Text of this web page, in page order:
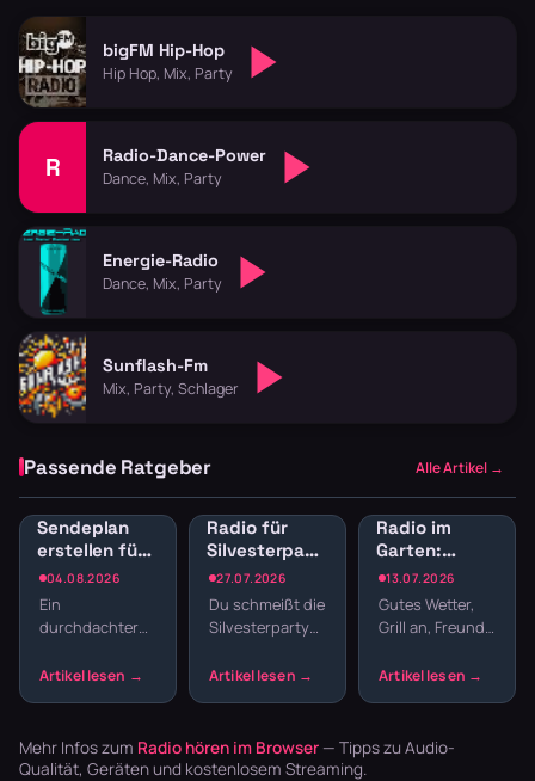
bigFM Hip-Hop
Hip Hop, Mix, Party
R Radio-Dance-Power
Dance, Mix, Party
Energie-Radio
Dance, Mix, Party
Sunflash-Fm
Mix, Party, Schlager
Passende Ratgeber Alle Artikel →
04.08.2026
Sendeplan
erstellen fürs
Webradio:
Struktur
statt
Ein
durchdachter
macht den
beliebigen
Musikstream
27.07.2026
Radio für
Silvesterparty:
Die besten
Sender für
den
Jahreswechsel
Du schmeißt die
Silvesterparty
den ganzen
basteln? Radio
läuft dur…
13.07.2026
Radio im
Garten:
Sender für
Gartenparty
und
Grillabend
Gutes Wetter,
Grill an, Freunde
noch die
Sender im
Mehr Infos zum Radio hören im Browser — Tipps zu Audio-
Qualität, Geräten und kostenlosem Streaming.